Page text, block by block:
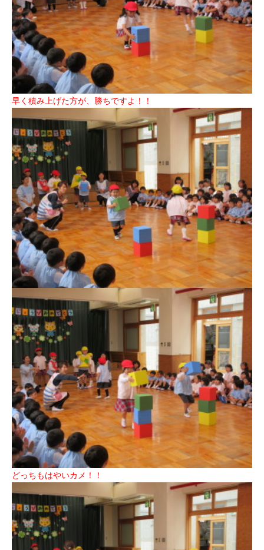
早く積み上げた方が、勝ちですよ！！
どっちもはやいカメ！！